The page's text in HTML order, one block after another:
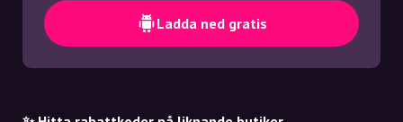
Ladda ned gratis